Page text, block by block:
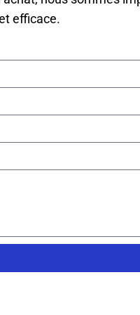
efficace.